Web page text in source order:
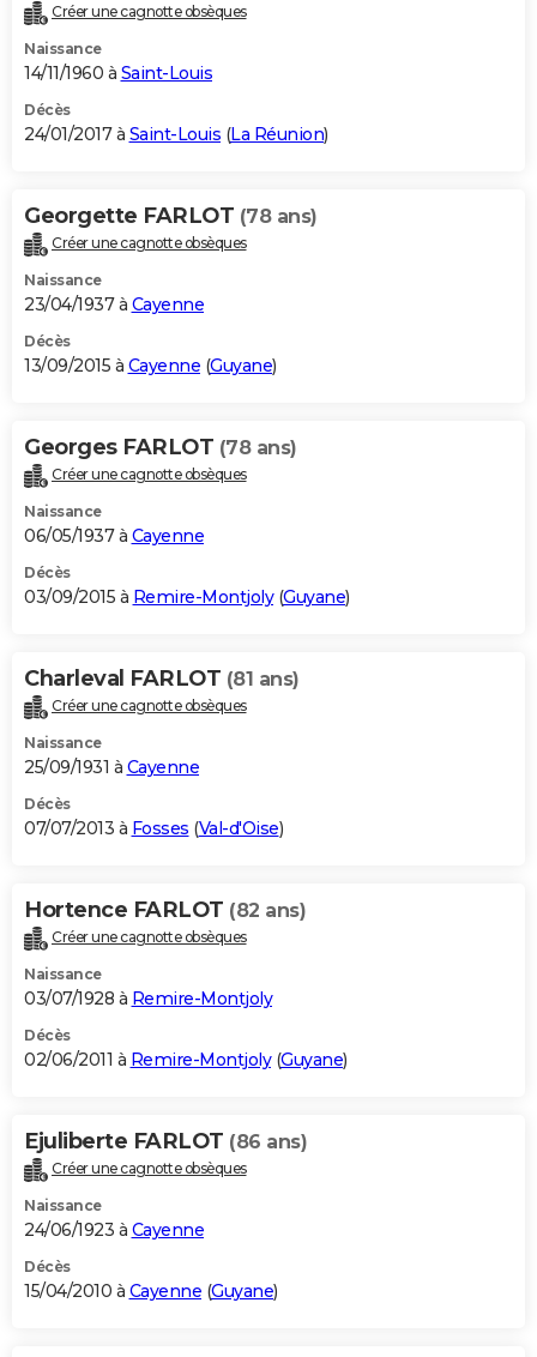
Créer une cagnotte obsèques
Naissance
14/11/1960 à Saint-Louis
Décès
24/01/2017 à Saint-Louis (La Réunion)
Georgette FARLOT (78 ans)
Créer une cagnotte obsèques
Naissance
23/04/1937 à Cayenne
Décès
13/09/2015 à Cayenne (Guyane)
Georges FARLOT (78 ans)
Créer une cagnotte obsèques
Naissance
06/05/1937 à Cayenne
Décès
03/09/2015 à Remire-Montjoly(Guyane)
Charleval FARLOT (81 ans)
Créer une cagnotte obsèques
Naissance
25/09/1931 à Cayenne
Décès
07/07/2013 à Fosses (Val-d'Oise)
Hortence FARLOT (82 ans)
Créer une cagnotte obsèques
Naissance
03/07/1928 à Remire-Montjoly
Décès
02/06/2011 à Remire-Montjoly(Guyane)
Ejuliberte FARLOT (86 ans)
Créer une cagnotte obsèques
Naissance
24/06/1923 à Cayenne
Décès
15/04/2010 à Cayenne (Guyane)